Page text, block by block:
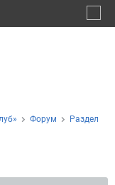
Форум
Раздел